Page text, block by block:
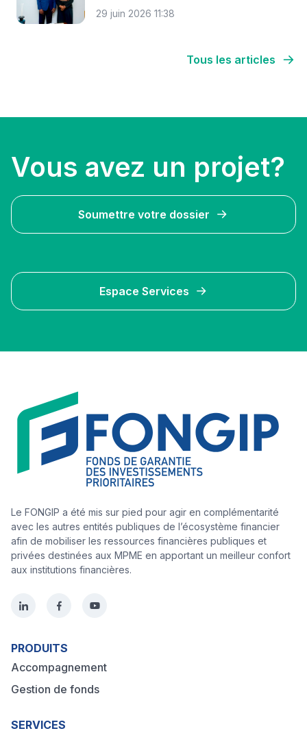
29 juin 2026 11:38
Tous les articles
Vous avez un projet?
Soumettre votre dossier
Espace Services
Le FONGIP a été mis sur pied pour agir en complémentarité
avec les autres entités publiques de l’écosystème financier
afin de mobiliser les ressources financières publiques et
privées destinées aux MPME en apportant un meilleur confort
aux institutions financières.
PRODUITS
Accompagnement
Gestion de fonds
SERVICES